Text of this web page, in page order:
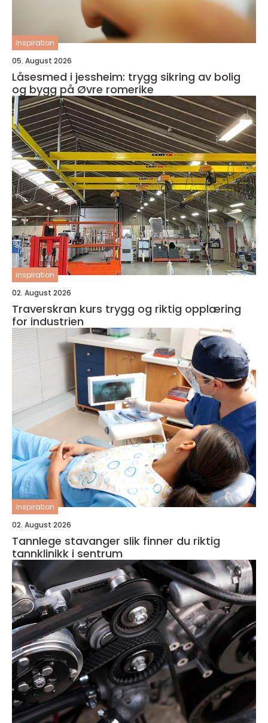
inspiration
05. August 2026
Låsesmed i jessheim: trygg sikring av bolig
og bygg på Øvre romerike
inspiration
02. August 2026
Traverskran kurs trygg og riktig opplæring
for industrien
inspiration
02. August 2026
Tannlege stavanger slik finner du riktig
tannklinikk i sentrum